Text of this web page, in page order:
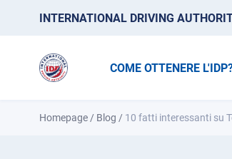
INTERNATIONAL DRIVING
COME OTTENERE
Homepage / Blog / 10 fatti interessanti su